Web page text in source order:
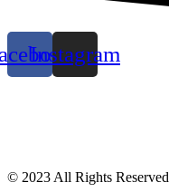
Instagram
© 2023 All Rights Reserved